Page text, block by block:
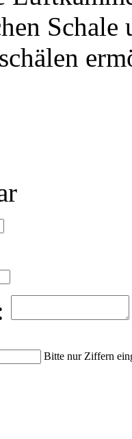
Bitte nur Ziffern